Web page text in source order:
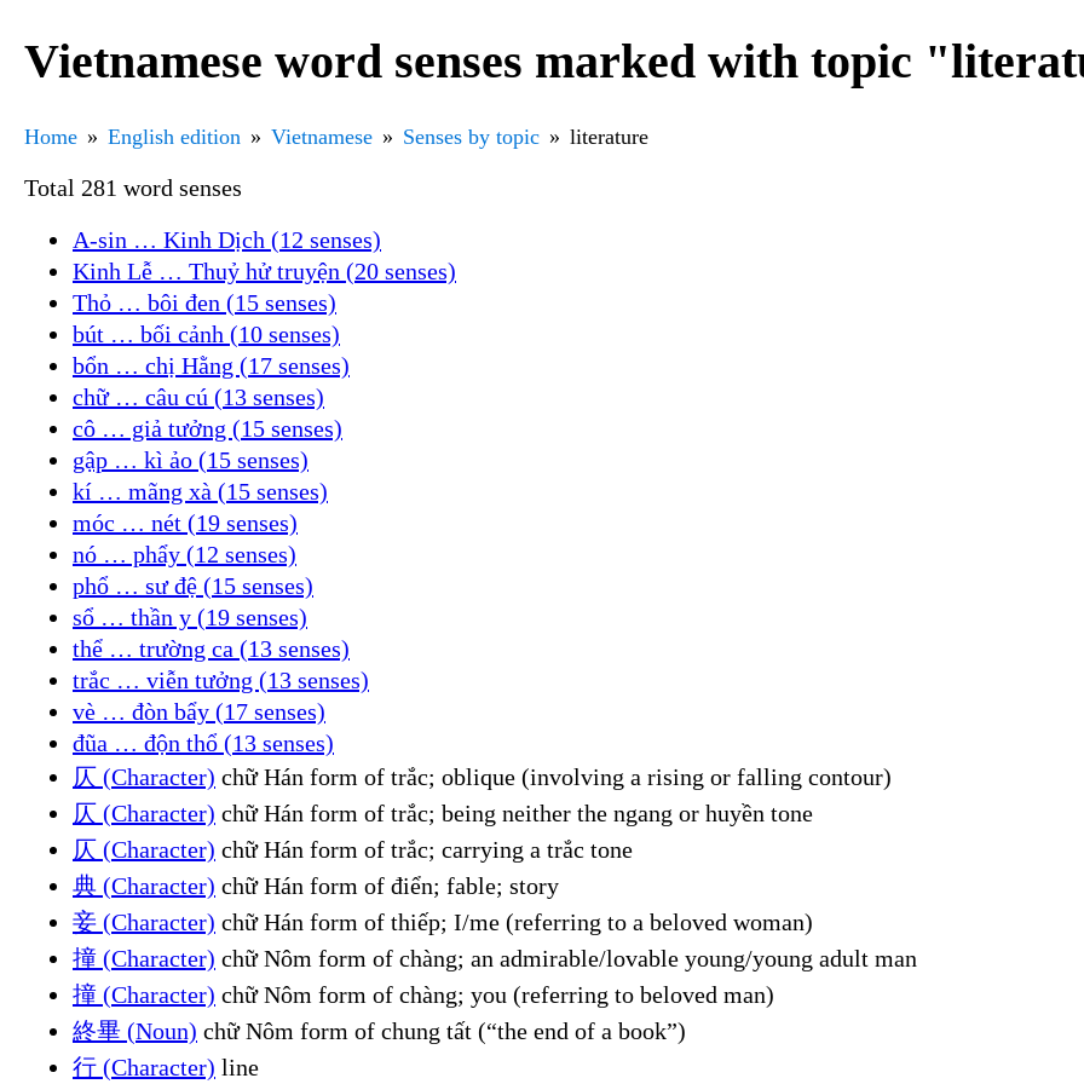
Vietnamese word senses marked with topic
Home English edition Vietnamese Senses by topic literature
Total 281 word senses
A-sin … Kinh Dịch (12 senses)
Kinh Lễ … Thuỷ hử truyện (20 senses)
Thỏ … bôi đen (15 senses)
bút … bối cảnh (10 senses)
bổn … chị Hằng (17 senses)
chữ … câu cú (13 senses)
cô … giả tưởng (15 senses)
gập … kì ảo (15 senses)
kí … mãng xà (15 senses)
móc … nét (19 senses)
nó … phẩy (12 senses)
phổ … sư đệ (15 senses)
sổ … thần y (19 senses)
thể … trường ca (13 senses)
trắc … viễn tưởng (13 senses)
vè … đòn bẩy (17 senses)
đũa … độn thổ (13 senses)
仄 (Character) chữ Hán form of trắc; oblique (involving a rising or falling contour)
仄 (Character) chữ Hán form of trắc; being neither the ngang or huyền tone
仄 (Character) chữ Hán form of trắc; carrying a trắc tone
典 (Character) chữ Hán form of điển; fable; story
妾 (Character) chữ Hán form of thiếp; I/me (referring to a beloved woman)
撞 (Character) chữ Nôm form of chàng; an admirable/lovable young/young adult man
撞 (Character) chữ Nôm form of chàng; you (referring to beloved man)
終畢 (Noun) chữ Nôm form of chung tất (“the end of a book”)
行 (Character) line